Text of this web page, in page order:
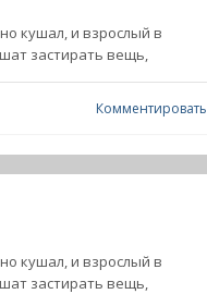
кушал, и взрослый в
застирать вещь,
Комментировать
кушал, и взрослый в
застирать вещь,